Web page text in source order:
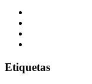
Etiquetas